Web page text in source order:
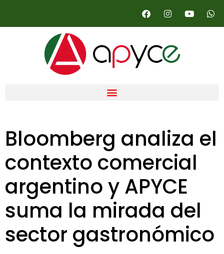
Bloomberg analiza el
contexto comercial
argentino y APYCE
suma la mirada del
sector gastronómico